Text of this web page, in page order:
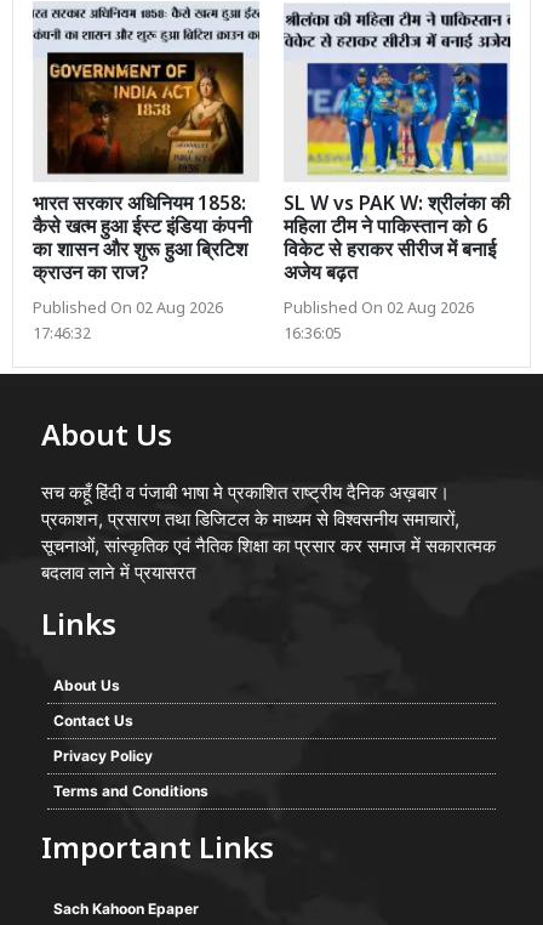
भारत सरकार अधिनियम 1858:
कैसे खत्म हुआ ईस्ट इंडिया कंपनी
का शासन और शुरू हुआ ब्रिटिश
क्राउन का राज?
Published On 02 Aug 2026
17:46:32
SL W vs PAK W: श्रीलंका की
महिला टीम ने पाकिस्तान को 6
विकेट से हराकर सीरीज में बनाई
अजेय बढ़त
Published On 02 Aug 2026
16:36:05
About Us
सच कहूँ हिंदी व पंजाबी भाषा मे प्रकाशित राष्ट्रीय दैनिक अख़बार।
प्रकाशन, प्रसारण तथा डिजिटल के माध्यम से विश्वसनीय समाचारों,
सूचनाओं, सांस्कृतिक एवं नैतिक शिक्षा का प्रसार कर समाज में सकारात्मक
बदलाव लाने में प्रयासरत
Links
About Us
Contact Us
Privacy Policy
Terms and Conditions
Important Links
Sach Kahoon Epaper